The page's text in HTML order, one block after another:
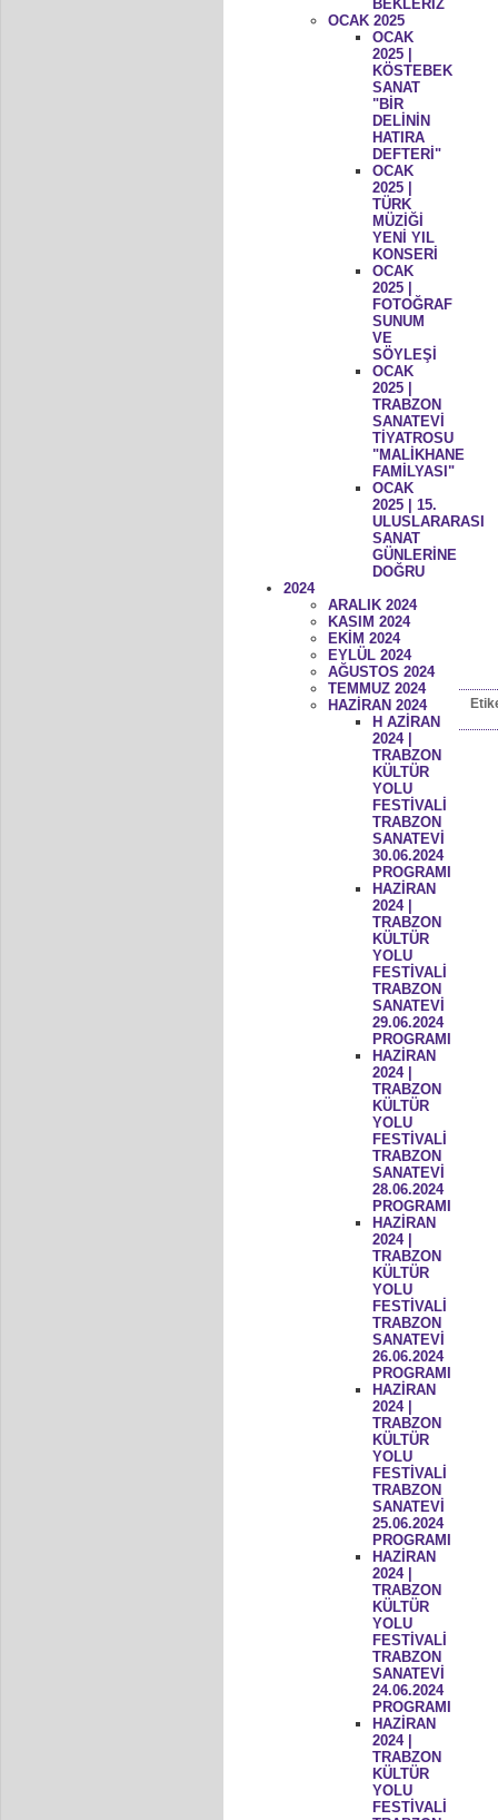
BEKLERİZ
OCAK 2025
OCAK
2025 |
KÖSTEBEK
SANAT
"BİR
DELİNİN
HATIRA
DEFTERİ"
OCAK
2025 |
TÜRK
MÜZİĞİ
YENİ YIL
KONSERİ
OCAK
2025 |
FOTOĞRAF
SUNUM
VE
SÖYLEŞİ
OCAK
2025 |
TRABZON
SANATEVİ
TİYATROSU
"MALİKHANE
FAMİLYASI"
OCAK
2025 | 15.
ULUSLARARASI
SANAT
GÜNLERİNE
DOĞRU
2024
ARALIK 2024
KASIM 2024
EKİM 2024
EYLÜL 2024
AĞUSTOS 2024
TEMMUZ 2024
HAZİRAN 2024
H AZİRAN
2024 |
TRABZON
KÜLTÜR
YOLU
FESTİVALİ
TRABZON
SANATEVİ
30.06.2024
PROGRAMI
HAZİRAN
2024 |
TRABZON
KÜLTÜR
YOLU
FESTİVALİ
TRABZON
SANATEVİ
29.06.2024
PROGRAMI
HAZİRAN
2024 |
TRABZON
KÜLTÜR
YOLU
FESTİVALİ
TRABZON
SANATEVİ
28.06.2024
PROGRAMI
HAZİRAN
2024 |
TRABZON
KÜLTÜR
YOLU
FESTİVALİ
TRABZON
SANATEVİ
26.06.2024
PROGRAMI
HAZİRAN
2024 |
TRABZON
KÜLTÜR
YOLU
FESTİVALİ
TRABZON
SANATEVİ
25.06.2024
PROGRAMI
HAZİRAN
2024 |
TRABZON
KÜLTÜR
YOLU
FESTİVALİ
TRABZON
SANATEVİ
24.06.2024
PROGRAMI
HAZİRAN
2024 |
TRABZON
KÜLTÜR
YOLU
FESTİVALİ